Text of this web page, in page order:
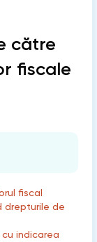
către
fiscale
fiscal
drepturile de
indicarea